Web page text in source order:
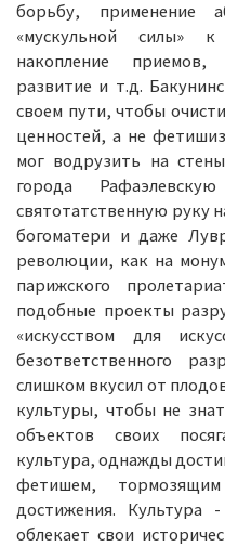
борьбу, применение
«мускульной силы»
накопление
развитие и т.д.
своем пути, чтобы
ценностей, а не
мог водрузить на
города
святотатственную руку
богоматери и даже
революции, как на
парижского
подобные проекты
«искусством для
безответственного
слишком вкусил от
культуры, чтобы не
объектов своих
культура, однажды
фетишем, тормозящим
достижения.
облекает свои